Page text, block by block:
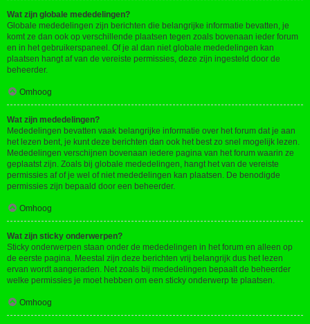
Wat zijn globale mededelingen?
Globale mededelingen zijn berichten die belangrijke informatie bevatten, je
komt ze dan ook op verschillende plaatsen tegen zoals bovenaan ieder forum
en in het gebruikerspaneel. Of je al dan niet globale mededelingen kan
plaatsen hangt af van de vereiste permissies, deze zijn ingesteld door de
beheerder.
Omhoog
Wat zijn mededelingen?
Mededelingen bevatten vaak belangrijke informatie over het forum dat je aan
het lezen bent, je kunt deze berichten dan ook het best zo snel mogelijk lezen.
Mededelingen verschijnen bovenaan iedere pagina van het forum waarin ze
geplaatst zijn. Zoals bij globale mededelingen, hangt het van de vereiste
permissies af of je wel of niet mededelingen kan plaatsen. De benodigde
permissies zijn bepaald door een beheerder.
Omhoog
Wat zijn sticky onderwerpen?
Sticky onderwerpen staan onder de mededelingen in het forum en alleen op
de eerste pagina. Meestal zijn deze berichten vrij belangrijk dus het lezen
ervan wordt aangeraden. Net zoals bij mededelingen bepaalt de beheerder
welke permissies je moet hebben om een sticky onderwerp te plaatsen.
Omhoog